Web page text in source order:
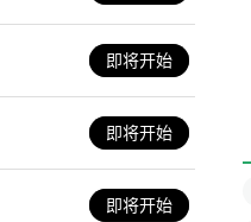
即将开始
即将开始
即将开始